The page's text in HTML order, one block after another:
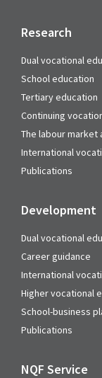
Research
Dual vocational
School education
Tertiary education
Continuing
The labour
International
Publications
Development
Dual vocational
Career guidance
International
Higher vocational
School-business
Publications
NQF Service